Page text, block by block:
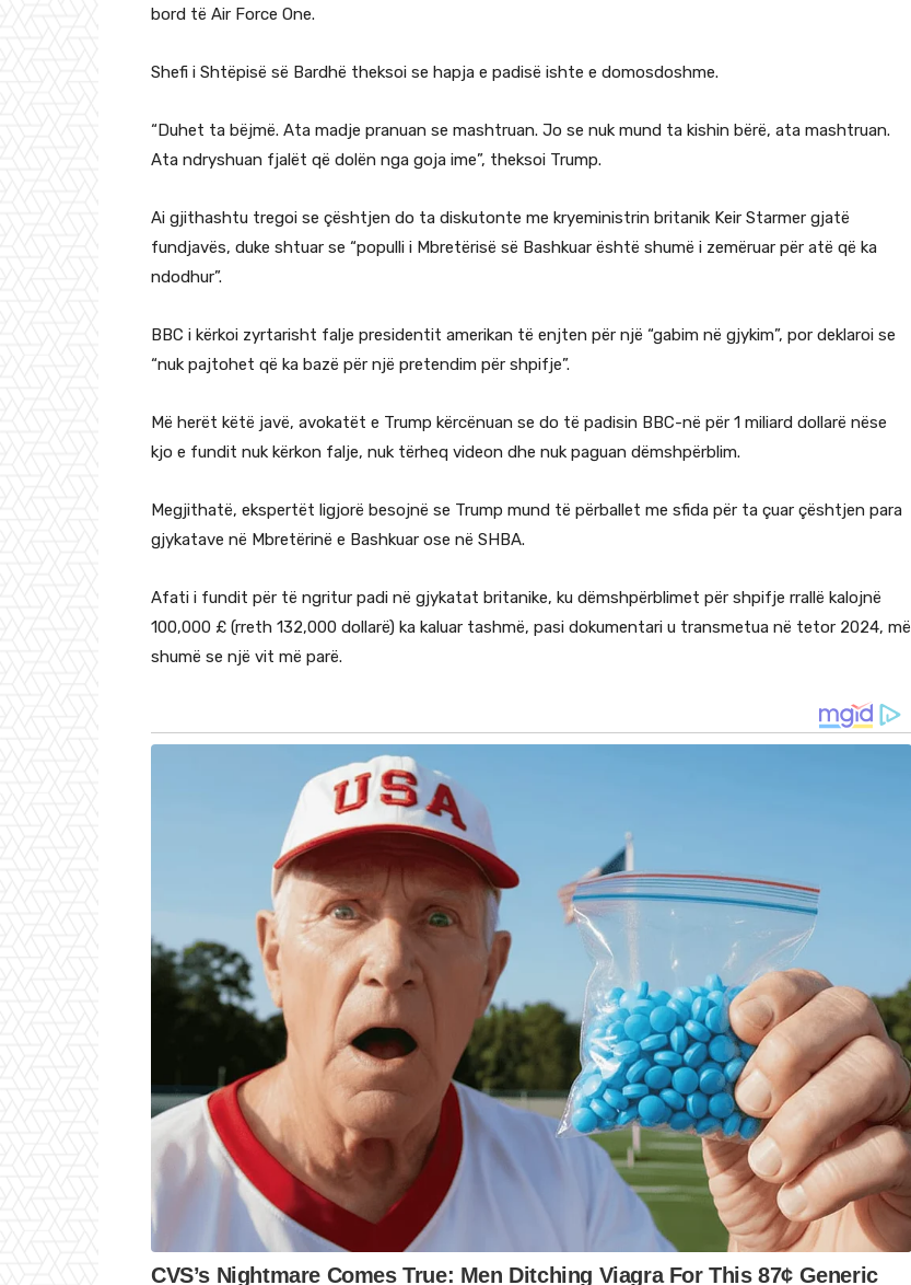
bord të Air Force One.
Shefi i Shtëpisë së Bardhë theksoi se hapja e padisë ishte e domosdoshme.
“Duhet ta bëjmë. Ata madje pranuan se mashtruan. Jo se nuk mund ta kishin bërë, ata mashtruan.
Ata ndryshuan fjalët që dolën nga goja ime”, theksoi Trump.
Ai gjithashtu tregoi se çështjen do ta diskutonte me kryeministrin britanik Keir Starmer gjatë
fundjavës, duke shtuar se “populli i Mbretërisë së Bashkuar është shumë i zemëruar për atë që ka
ndodhur”.
BBC i kërkoi zyrtarisht falje presidentit amerikan të enjten për një “gabim në gjykim”, por deklaroi se
“nuk pajtohet që ka bazë për një pretendim për shpifje”.
Më herët këtë javë, avokatët e Trump kërcënuan se do të padisin BBC-në për 1 miliard dollarë nëse
kjo e fundit nuk kërkon falje, nuk tërheq videon dhe nuk paguan dëmshpërblim.
Megjithatë, ekspertët ligjorë besojnë se Trump mund të përballet me sfida për ta çuar çështjen para
gjykatave në Mbretërinë e Bashkuar ose në SHBA.
Afati i fundit për të ngritur padi në gjykatat britanike, ku dëmshpërblimet për shpifje rrallë kalojnë
100,000 £ (rreth 132,000 dollarë) ka kaluar tashmë, pasi dokumentari u transmetua në tetor 2024, më
shumë se një vit më parë.